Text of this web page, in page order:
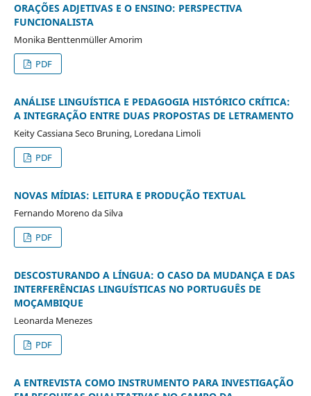
ORAÇÕES ADJETIVAS E O ENSINO: PERSPECTIVA
FUNCIONALISTA
Monika Benttenmüller Amorim
PDF
ANÁLISE LINGUÍSTICA E PEDAGOGIA HISTÓRICO CRÍTICA:
A INTEGRAÇÃO ENTRE DUAS PROPOSTAS DE LETRAMENTO
Keity Cassiana Seco Bruning, Loredana Limoli
PDF
NOVAS MÍDIAS: LEITURA E PRODUÇÃO TEXTUAL
Fernando Moreno da Silva
PDF
DESCOSTURANDO A LÍNGUA: O CASO DA MUDANÇA E DAS
INTERFERÊNCIAS LINGUÍSTICAS NO PORTUGUÊS DE
MOÇAMBIQUE
Leonarda Menezes
PDF
A ENTREVISTA COMO INSTRUMENTO PARA INVESTIGAÇÃO